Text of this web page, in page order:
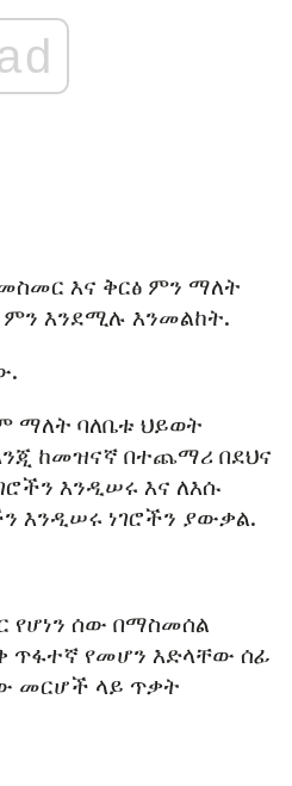
እና ቅርፅ ምን ማለት
ምን እንደሚሉ እንመልከት.
ማለት ባለቤቱ ህይወት
ከመዝናኛ በተጨማሪ በደህና
እንዲሠሩ እና ለእሱ
እንዲሠሩ ነገሮችን ያውቃል.
የሆነን ሰው በማስመሰል
ጥፋተኛ የመሆን እድላቸው ሰፊ
መርሆች ላይ ጥቃት